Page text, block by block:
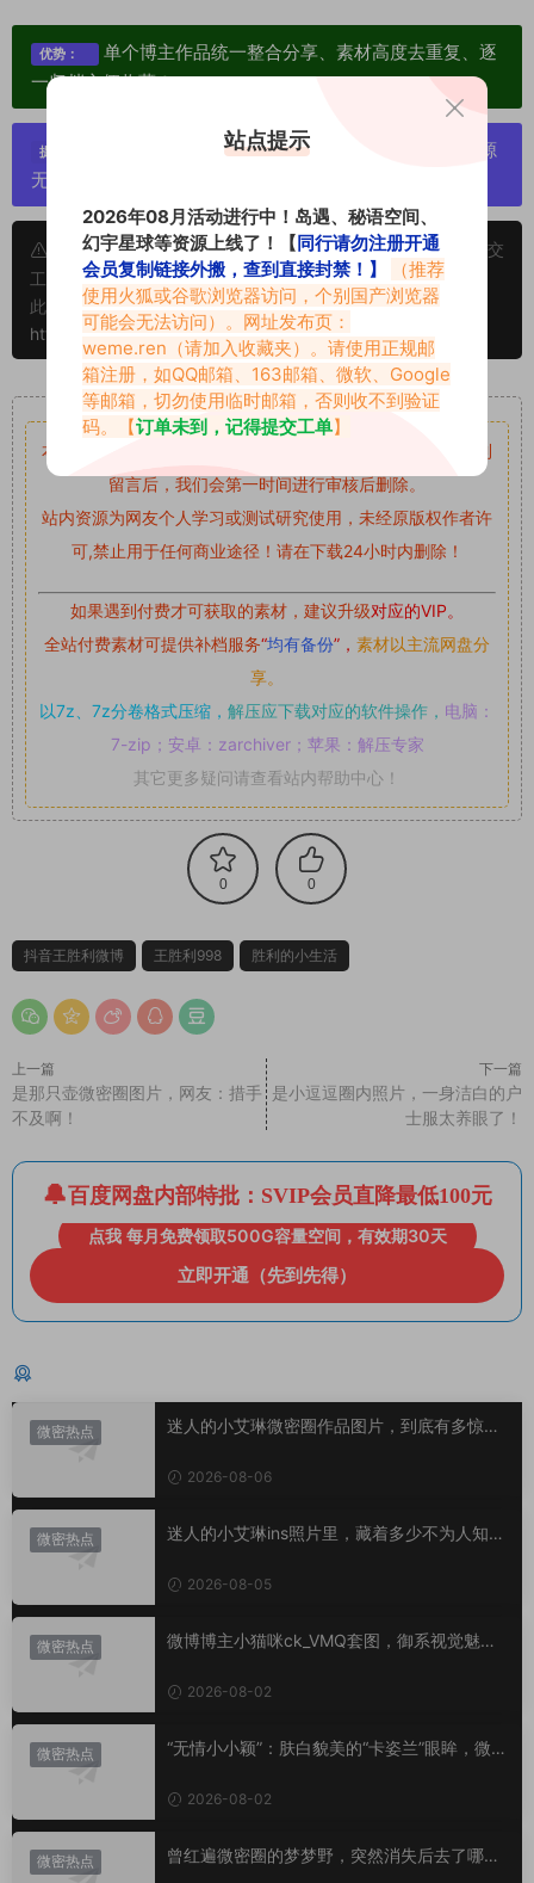
优势：
单个博主作品统一整合分享、素材高度去重复、逐
一归档方便收藏！
提示：
严禁搬运资源链接，一经发现封号处理，素材资源
无露点、需求请绕道，关闭本站网页！
申明：本文资源均来源网友分享，若侵犯了您的权限可以提交
工单处理。
此外本文章皆属于原创文章，转载请注明出处！原文链接：
https://www.abcjyw.com/2870.html
重要声明
本站资源均来自网络分享，如有侵犯你的权益请私信留言
收到
留言后，我们会第一时间进行审核后删除。
站内资源为网友个人学习或测试研究使用，未经原版权作者许
可,禁止用于任何商业途径！请在下载24小时内删除！
如果遇到付费才可获取的素材，建议升级对应的VIP。
全站付费素材可提供补档服务“均有备份”， 素材以主流网盘分
享。
以7z、7z分卷格式压缩， 解压应下载对应的软件操作， 电脑：
7-zip；安卓：zarchiver；苹果：解压专家
其它更多疑问请查看站内帮助中心！
0 0
抖音王胜利微博 王胜利998 胜利的小生活
上一篇
是那只壶微密圈图片，网友：措手
不及啊！
下一篇
是小逗逗圈内照片，一身洁白的户
士服太养眼了！
百度网盘内部特批：SVIP会员直降最低100元
点我 每月免费领取500G容量空间，有效期30天
立即开通（先到先得）
微密热点
迷人的小艾琳微密圈作品图片，到底有多惊
2026-08-06
微密热点
迷人的小艾琳ins照片里，藏着多少不为人知的
2026-08-05
微密热点
微博博主小猫咪ck_VMQ套图，御系视觉魅力
2026-08-02
微密热点
“无情小小颖”：肤白貌美的“卡姿兰”眼眸，微密
2026-08-02
微密热点
曾红遍微密圈的梦梦野，突然消失后去了哪
站点提示
2026年08月活动进行中！岛遇、秘语空间、
幻宇星球等资源上线了！【同行请勿注册开通
会员复制链接外搬，查到直接封禁！】
（推荐
使用火狐或谷歌浏览器访问，个别国产浏览器
可能会无法访问）。网址发布页：
weme.ren （请加入收藏夹）。请使用正规邮
箱注册，如QQ邮箱、163邮箱、微软、Google
等邮箱，切勿使用临时邮箱，否则收不到验证
码。【订单未到，记得提交工单】